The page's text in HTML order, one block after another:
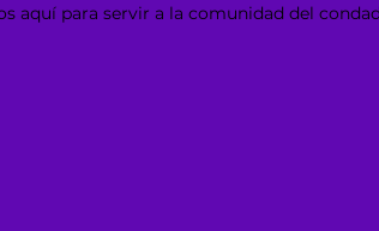
aquí para servir a la comunidad del